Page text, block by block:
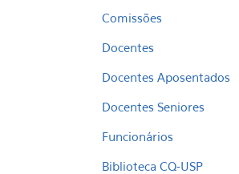
Comissões
Docentes
Docentes Aposentados
Docentes Seniores
Funcionários
Biblioteca CQ-USP